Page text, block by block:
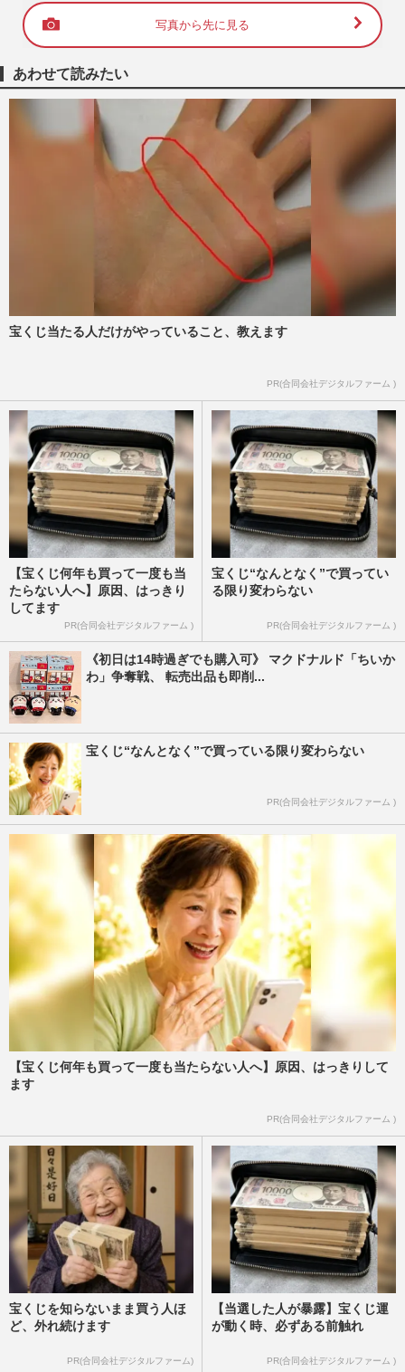
写真から先に見る
あわせて読みたい
宝くじ当たる人だけがやっていること、教えます
PR(合同会社デジタルファーム )
【宝くじ何年も買って一度も当
たらない人へ】原因、はっきり
してます
PR(合同会社デジタルファーム )
宝くじ“なんとなく”で買ってい
る限り変わらない
PR(合同会社デジタルファーム )
《初日は14時過ぎでも購入可》 マクドナルド「ちいか
わ」争奪戦、 転売出品も即削...
宝くじ“なんとなく”で買っている限り変わらない
PR(合同会社デジタルファーム )
【宝くじ何年も買って一度も当たらない人へ】原因、はっきりして
ます
PR(合同会社デジタルファーム )
宝くじを知らないまま買う人ほ
ど、外れ続けます
PR(合同会社デジタルファーム)
【当選した人が暴露】宝くじ運
が動く時、必ずある前触れ
PR(合同会社デジタルファーム )